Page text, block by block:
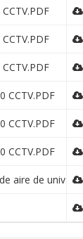
CCTV.PDF
CCTV.PDF
CCTV.PDF
aire de univ.pdf